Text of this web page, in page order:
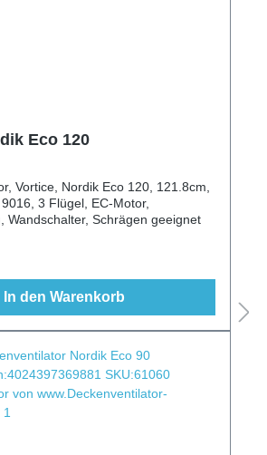
Eco 120
Vortice, Nordik Eco 120, 121.8cm,
3 Flügel, EC-Motor,
Wandschalter, Schrägen geeignet
In den Warenkorb